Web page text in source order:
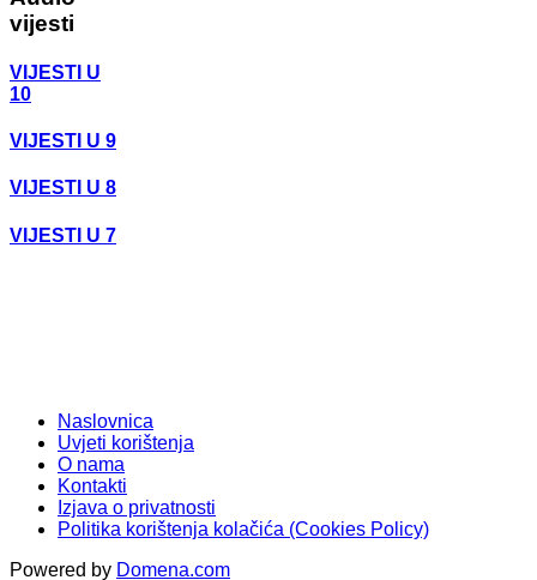
vijesti
VIJESTI U
10
VIJESTI U 9
VIJESTI U 8
VIJESTI U 7
Naslovnica
Uvjeti korištenja
O nama
Kontakti
Izjava o privatnosti
Politika korištenja kolačića (Cookies Policy)
Powered by Domena.com